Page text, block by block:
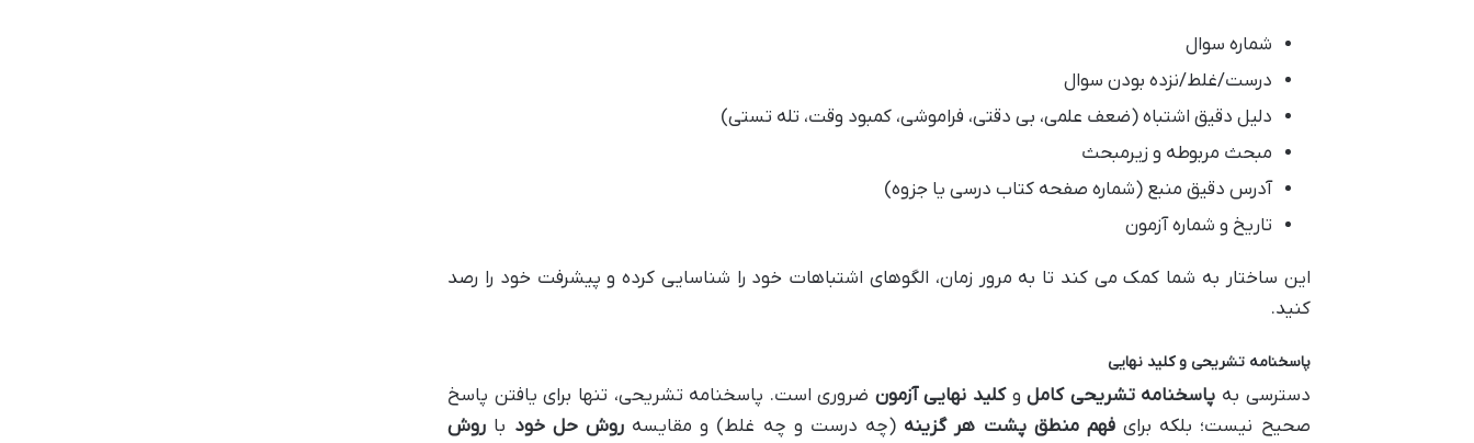
شماره سوال
درست/غلط/نزده بودن سوال
دلیل دقیق اشتباه (ضعف علمی، بی دقتی، فراموشی، کمبود وقت، تله تستی)
مبحث مربوطه و زیرمبحث
آدرس دقیق منبع (شماره صفحه کتاب درسی یا جزوه)
تاریخ و شماره آزمون
این ساختار به شما کمک می کند تا به مرور زمان، الگوهای اشتباهات خود را شناسایی کرده و پیشرفت خود را رصد
کنید.
پاسخنامه تشریحی و کلید نهایی
دسترسی به پاسخنامه تشریحی کاملوکلید نهایی آزمون ضروری است. پاسخنامه تشریحی، تنها برای یافتن پاسخ
صحیح نیست؛ بلکه برایفهم منطق پشت هر گزینه (چه درست و چه غلط) و مقایسهروش حل خود با روش